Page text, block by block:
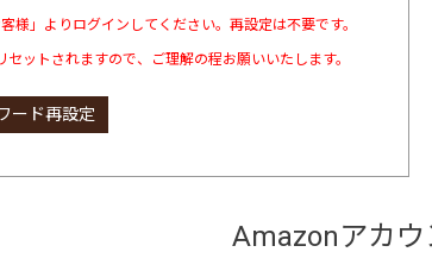
」よりログインしてください。再設定は不要です。
ットされますので、ご理解の程お願いいたします。
ード再設定
Amazonアカ